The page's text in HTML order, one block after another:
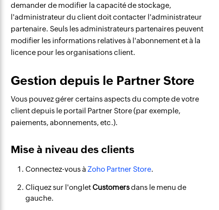
demander de modifier la capacité de stockage,
l'administrateur du client doit contacter l'administrateur
partenaire. Seuls les administrateurs partenaires peuvent
modifier les informations relatives à l'abonnement et à la
licence pour les organisations client.
Gestion depuis le Partner Store
Vous pouvez gérer certains aspects du compte de votre
client depuis le portail Partner Store (par exemple,
paiements, abonnements, etc.).
Mise à niveau des clients
Connectez-vous à Zoho Partner Store.
Cliquez sur l'ongletCustomersdans le menu de
gauche.